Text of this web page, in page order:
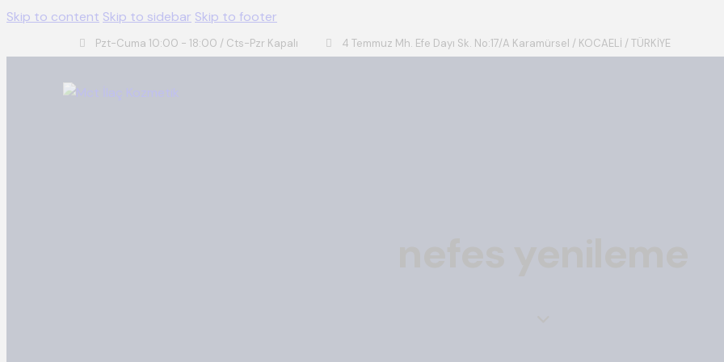
Skip to content Skip to sidebar Skip to footer
Pzt-Cuma 10:00 - 18:00 / Cts-Pzr Kapalı 4 Temmuz Mh. Efe Dayı Sk. No:17/A Karamürsel / KOCAELİ / TÜRKİYE